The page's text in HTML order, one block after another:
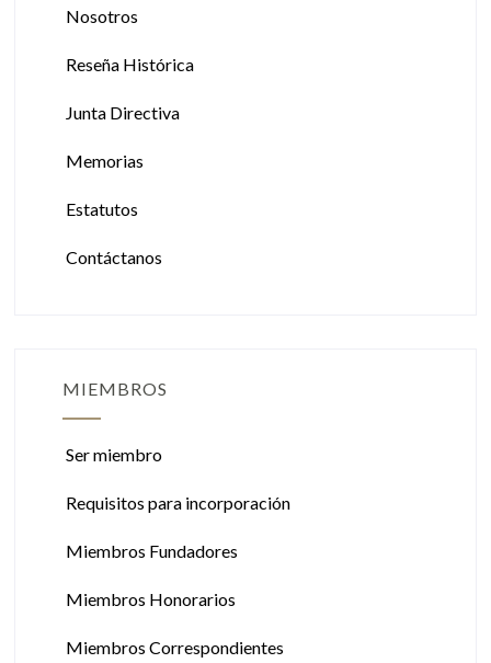
Nosotros
Reseña Histórica
Junta Directiva
Memorias
Estatutos
Contáctanos
MIEMBROS
Ser miembro
Requisitos para incorporación
Miembros Fundadores
Miembros Honorarios
Miembros Correspondientes